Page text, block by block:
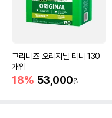
그리니즈 오리지널 티니 130
개입
18% 53,000원